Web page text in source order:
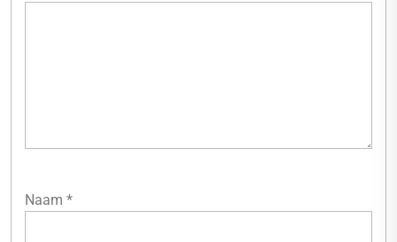
Naam *